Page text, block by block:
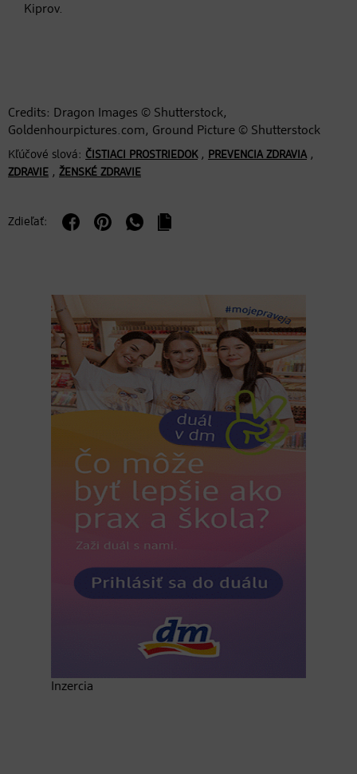
Kiprov.
Credits: Dragon Images © Shutterstock,
Goldenhourpictures.com, Ground Picture © Shutterstock
Kľúčové slová: ČISTIACI PROSTRIEDOK, PREVENCIA ZDRAVIA,
ZDRAVIE , ŽENSKÉ ZDRAVIE
Zdieľať:
Inzercia